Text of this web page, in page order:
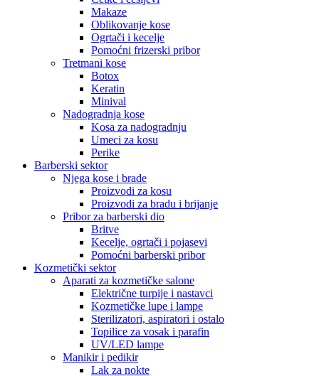
Makaze
Oblikovanje kose
Ogrtači i kecelje
Pomoćni frizerski pribor
Tretmani kose
Botox
Keratin
Minival
Nadogradnja kose
Kosa za nadogradnju
Umeci za kosu
Perike
Barberski sektor
Njega kose i brade
Proizvodi za kosu
Proizvodi za bradu i brijanje
Pribor za barberski dio
Britve
Kecelje, ogrtači i pojasevi
Pomoćni barberski pribor
Kozmetički sektor
Aparati za kozmetičke salone
Električne turpije i nastavci
Kozmetičke lupe i lampe
Sterilizatori, aspiratori i ostalo
Topilice za vosak i parafin
UV/LED lampe
Manikir i pedikir
Lak za nokte